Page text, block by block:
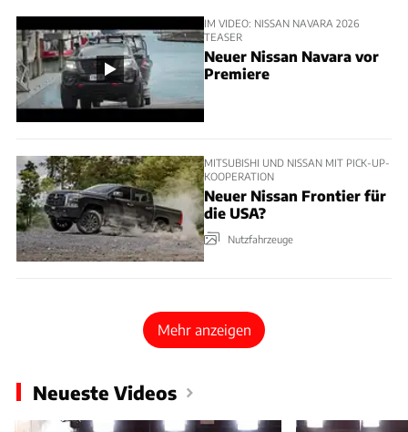
IM VIDEO: NISSAN NAVARA 2026
TEASER
Neuer Nissan Navara vor
Premiere
MITSUBISHI UND NISSAN MIT PICK-UP-
KOOPERATION
Neuer Nissan Frontier für
die USA?
Nutzfahrzeuge
Mehr anzeigen
Neueste Videos